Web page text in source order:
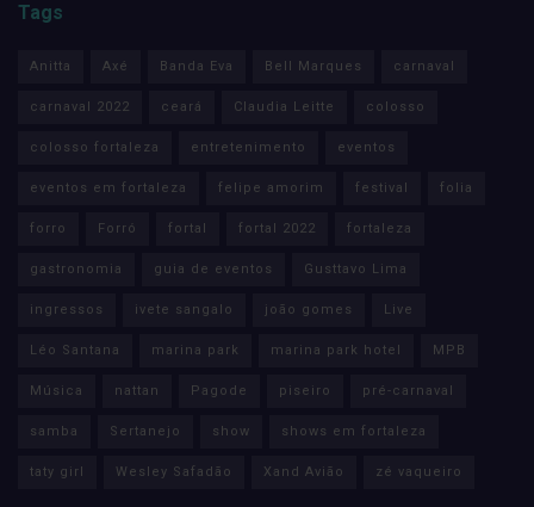
Tags
Anitta Axé Banda Eva Bell Marques carnaval
carnaval 2022 ceará Claudia Leitte colosso
colosso fortaleza entretenimento eventos
eventos em fortaleza felipe amorim festival folia
forro Forró fortal fortal 2022 fortaleza
gastronomia guia de eventos Gusttavo Lima
ingressos ivete sangalo joão gomes Live
Léo Santana marina park marina park hotel MPB
Música nattan Pagode piseiro pré-carnaval
samba Sertanejo show shows em fortaleza
taty girl Wesley Safadão Xand Avião zé vaqueiro